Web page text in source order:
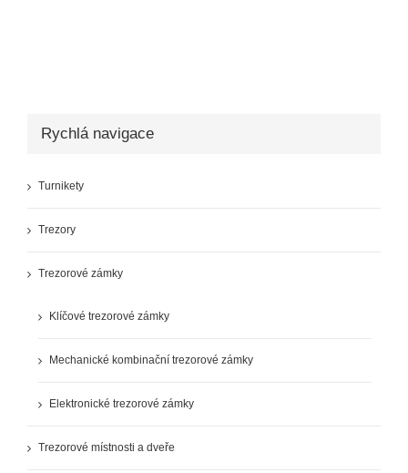
Rychlá navigace
Turnikety
Trezory
Trezorové zámky
Klíčové trezorové zámky
Mechanické kombinační trezorové zámky
Elektronické trezorové zámky
Trezorové místnosti a dveře